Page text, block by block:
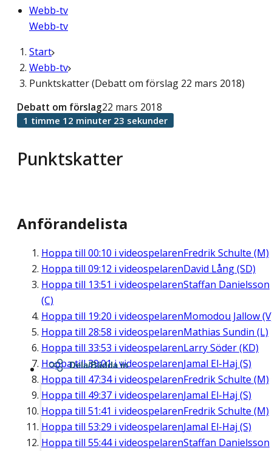
Webb-tv
Webb-tv
Start
Webb-tv
Punktskatter (Debatt om förslag 22 mars 2018)
Punktskatter
Debatt om förslag22 mars 2018
1 timme 12 minuter 23 sekunder
Anförandelista
Hoppa till 00:10 i videospelarenFredrik Schulte (M)
Hoppa till 09:12 i videospelarenDavid Lång (SD)
Hoppa till 13:51 i videospelarenStaffan Danielsson
(C)
Hoppa till 19:20 i videospelarenMomodou Jallow
Hoppa till 28:58 i videospelarenMathias Sundin (L)
Hoppa till 33:53 i videospelarenLarry Söder (KD)
Hoppa till39:01i videospelarenJamal El-Haj (S)
Hoppa till 47:34i videospelarenFredrik Schulte (M)
Hoppa till 49:37 i videospelarenJamal El-Haj (S)
Hoppa till 51:41 i videospelarenFredrik Schulte (M)
Hoppa till 53:29 i videospelarenJamal El-Haj (S)
Hoppa till 55:44i videospelarenStaffan Danielsson
Dela/Bädda in